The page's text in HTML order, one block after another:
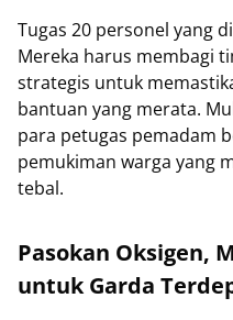
Tugas 20 personel yang
Mereka harus membagi
strategis untuk
bantuan yang merata.
para petugas pemadam
pemukiman warga yang
tebal.
Pasokan Oksigen,
untuk Garda